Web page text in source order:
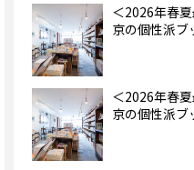
＜2026年春
京の個性派ブ
＜2026年春
京の個性派ブ